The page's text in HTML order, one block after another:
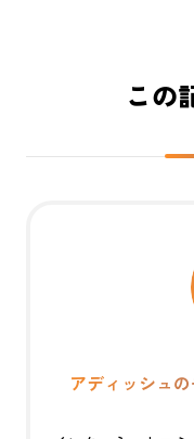
この
アディッシュ